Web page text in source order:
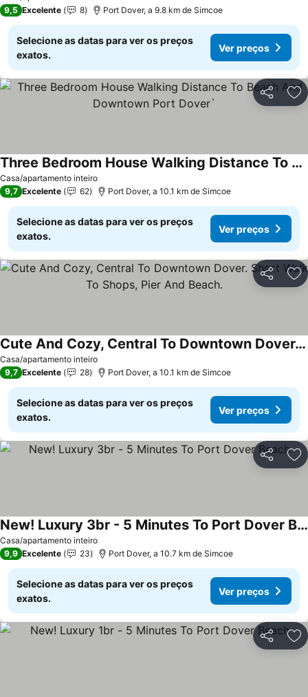
9,5 Excelente 8 Port Dover, a 9.8 km de Simcoe
Selecione as datas para ver os preços
exatos.
Ver preços
Partilhar
Casa/apartamento inteiro
Three Bedroom House Walking Distance To Beach And Downtown Port Dover`
Ver preços
9,7 Excelente 62 Port Dover, a 10.1 km de Simcoe
Selecione as datas para ver os preços
exatos.
Ver preços
Partilhar
Casa/apartamento inteiro
Cute And Cozy, Central To Downtown Dover. Short Walk To Shops, Pier And Beach.
Ver preços
9,7 Excelente 28 Port Dover, a 10.1 km de Simcoe
Selecione as datas para ver os preços
exatos.
Ver preços
Partilhar
Casa/apartamento inteiro
New! Luxury 3br - 5 Minutes To Port Dover Beach
Ver preços
9,9 Excelente 23 Port Dover, a 10.7 km de Simcoe
Selecione as datas para ver os preços
exatos.
Ver preços
Partilhar